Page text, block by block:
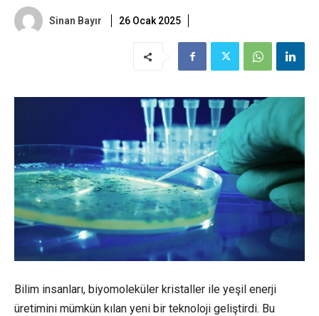
Sinan Bayır 26 Ocak 2025
Bilim insanları, biyomoleküler kristaller ile yeşil enerji
üretimini mümkün kılan yeni bir teknoloji geliştirdi. Bu